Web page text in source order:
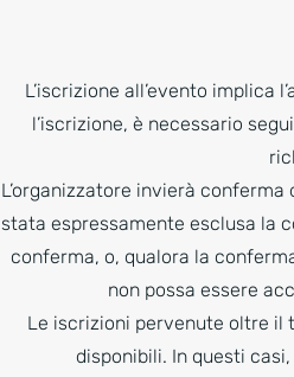
L’iscrizione all’evento
l’iscrizione, è necessario
L’organizzatore invierà
stata espressamente esclusa la
conferma, o, qualora la
non possa essere
Le iscrizioni pervenute oltre il
disponibili. In questi